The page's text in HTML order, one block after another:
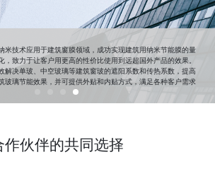
米技术应用于建筑窗膜领域，成功实现建筑用纳米节能膜的量
，致力于让客户用更高的性价比使用到远超国外产品的效果。
解决单玻、中空玻璃等建筑窗玻的遮阳系数和传热系数，提高
玻璃节能效果，并可提供外贴和内贴方式，满足各种客户需求
作伙伴的共同选择